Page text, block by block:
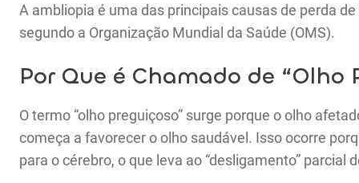
A ambliopia é uma das principais causas de perda
segundo a Organização Mundial da Saúde (OMS).
Por Que é Chamado de “Olho
O termo “olho preguiçoso” surge porque o olho
começa a favorecer o olho saudável. Isso ocorre
para o cérebro, o que leva ao “desligamento” parcial